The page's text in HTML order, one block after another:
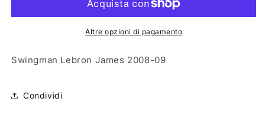
Cavaliers
James
SMJYGS18156
Swingman
Cavaliers
08
James
Altre opzioni di pagamento
Swingman Lebron James 2008-09
Condividi